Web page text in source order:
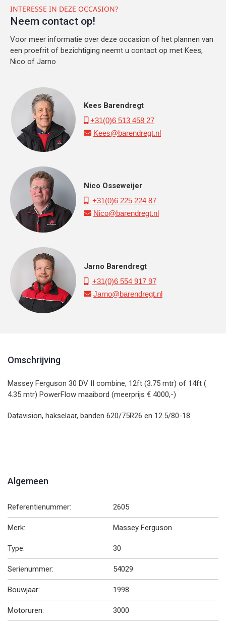
Omschrijving
Massey Ferguson 30 DV II combine, 12ft (3.75 mtr) of 14ft (
4.35 mtr) PowerFlow maaibord (meerprijs € 4000,-)
Datavision, hakselaar, banden 620/75R26 en 12.5/80-18
Algemeen
Referentienummer: 2605
Merk: Massey Ferguson
Type: 30
Serienummer: 54029
Bouwjaar: 1998
Motoruren: 3000
INTERESSE IN DEZE OCCASION?
Neem contact op!
Voor meer informatie over deze occasion of het plannen van
een proefrit of bezichtiging neemt u contact op met Kees,
Nico of Jarno
Kees Barendregt
 +31(0)6 513 458 27
 Kees@barendregt.nl
Nico Osseweijer
 +31(0)6 225 224 87
 Nico@barendregt.nl
Jarno Barendregt
 +31(0)6 554 917 97
 Jarno@barendregt.nl